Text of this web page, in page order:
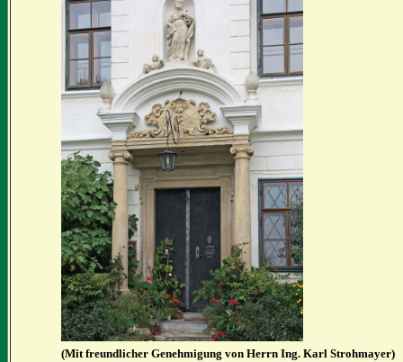
(Mit freundlicher Genehmigung von Herrn Ing. Karl Strohmayer)